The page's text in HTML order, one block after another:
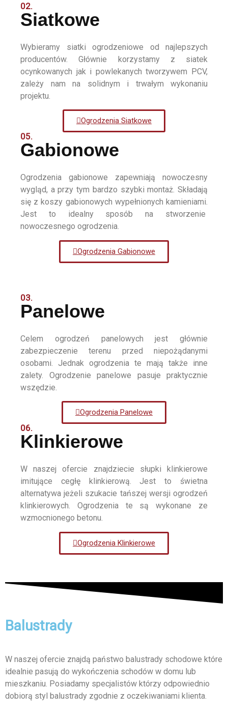
02.
Siatkowe
Wybieramy siatki ogrodzeniowe od najlepszych
producentów. Głównie korzystamy z siatek
ocynkowanych jak i powlekanych tworzywem PCV,
zależy nam na solidnym i trwałym wykonaniu
projektu.
Ogrodzenia Siatkowe
05.
Gabionowe
Ogrodzenia gabionowe zapewniają nowoczesny
wygląd, a przy tym bardzo szybki montaż. Składają
się z koszy gabionowych wypełnionych kamieniami.
Jest to idealny sposób na stworzenie
nowoczesnego ogrodzenia.
Ogrodzenia Gabionowe
03.
Panelowe
Celem ogrodzeń panelowych jest głównie
zabezpieczenie terenu przed niepożądanymi
osobami. Jednak ogrodzenia te mają także inne
zalety. Ogrodzenie panelowe pasuje praktycznie
wszędzie.
Ogrodzenia Panelowe
06.
Klinkierowe
W naszej ofercie znajdziecie słupki klinkierowe
imitujące cegłę klinkierową. Jest to świetna
alternatywa jeżeli szukacie tańszej wersji ogrodzeń
klinkierowych. Ogrodzenia te są wykonane ze
wzmocnionego betonu.
Ogrodzenia Klinkierowe
Balustrady
W naszej ofercie znajdą państwo balustrady schodowe które
idealnie pasują do wykończenia schodów w domu lub
mieszkaniu. Posiadamy specjalistów którzy odpowiednio
dobiorą styl balustrady zgodnie z oczekiwaniami klienta.